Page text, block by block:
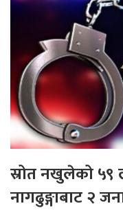
स्रोत नखुलेको
नागढुङ्गाबाट २